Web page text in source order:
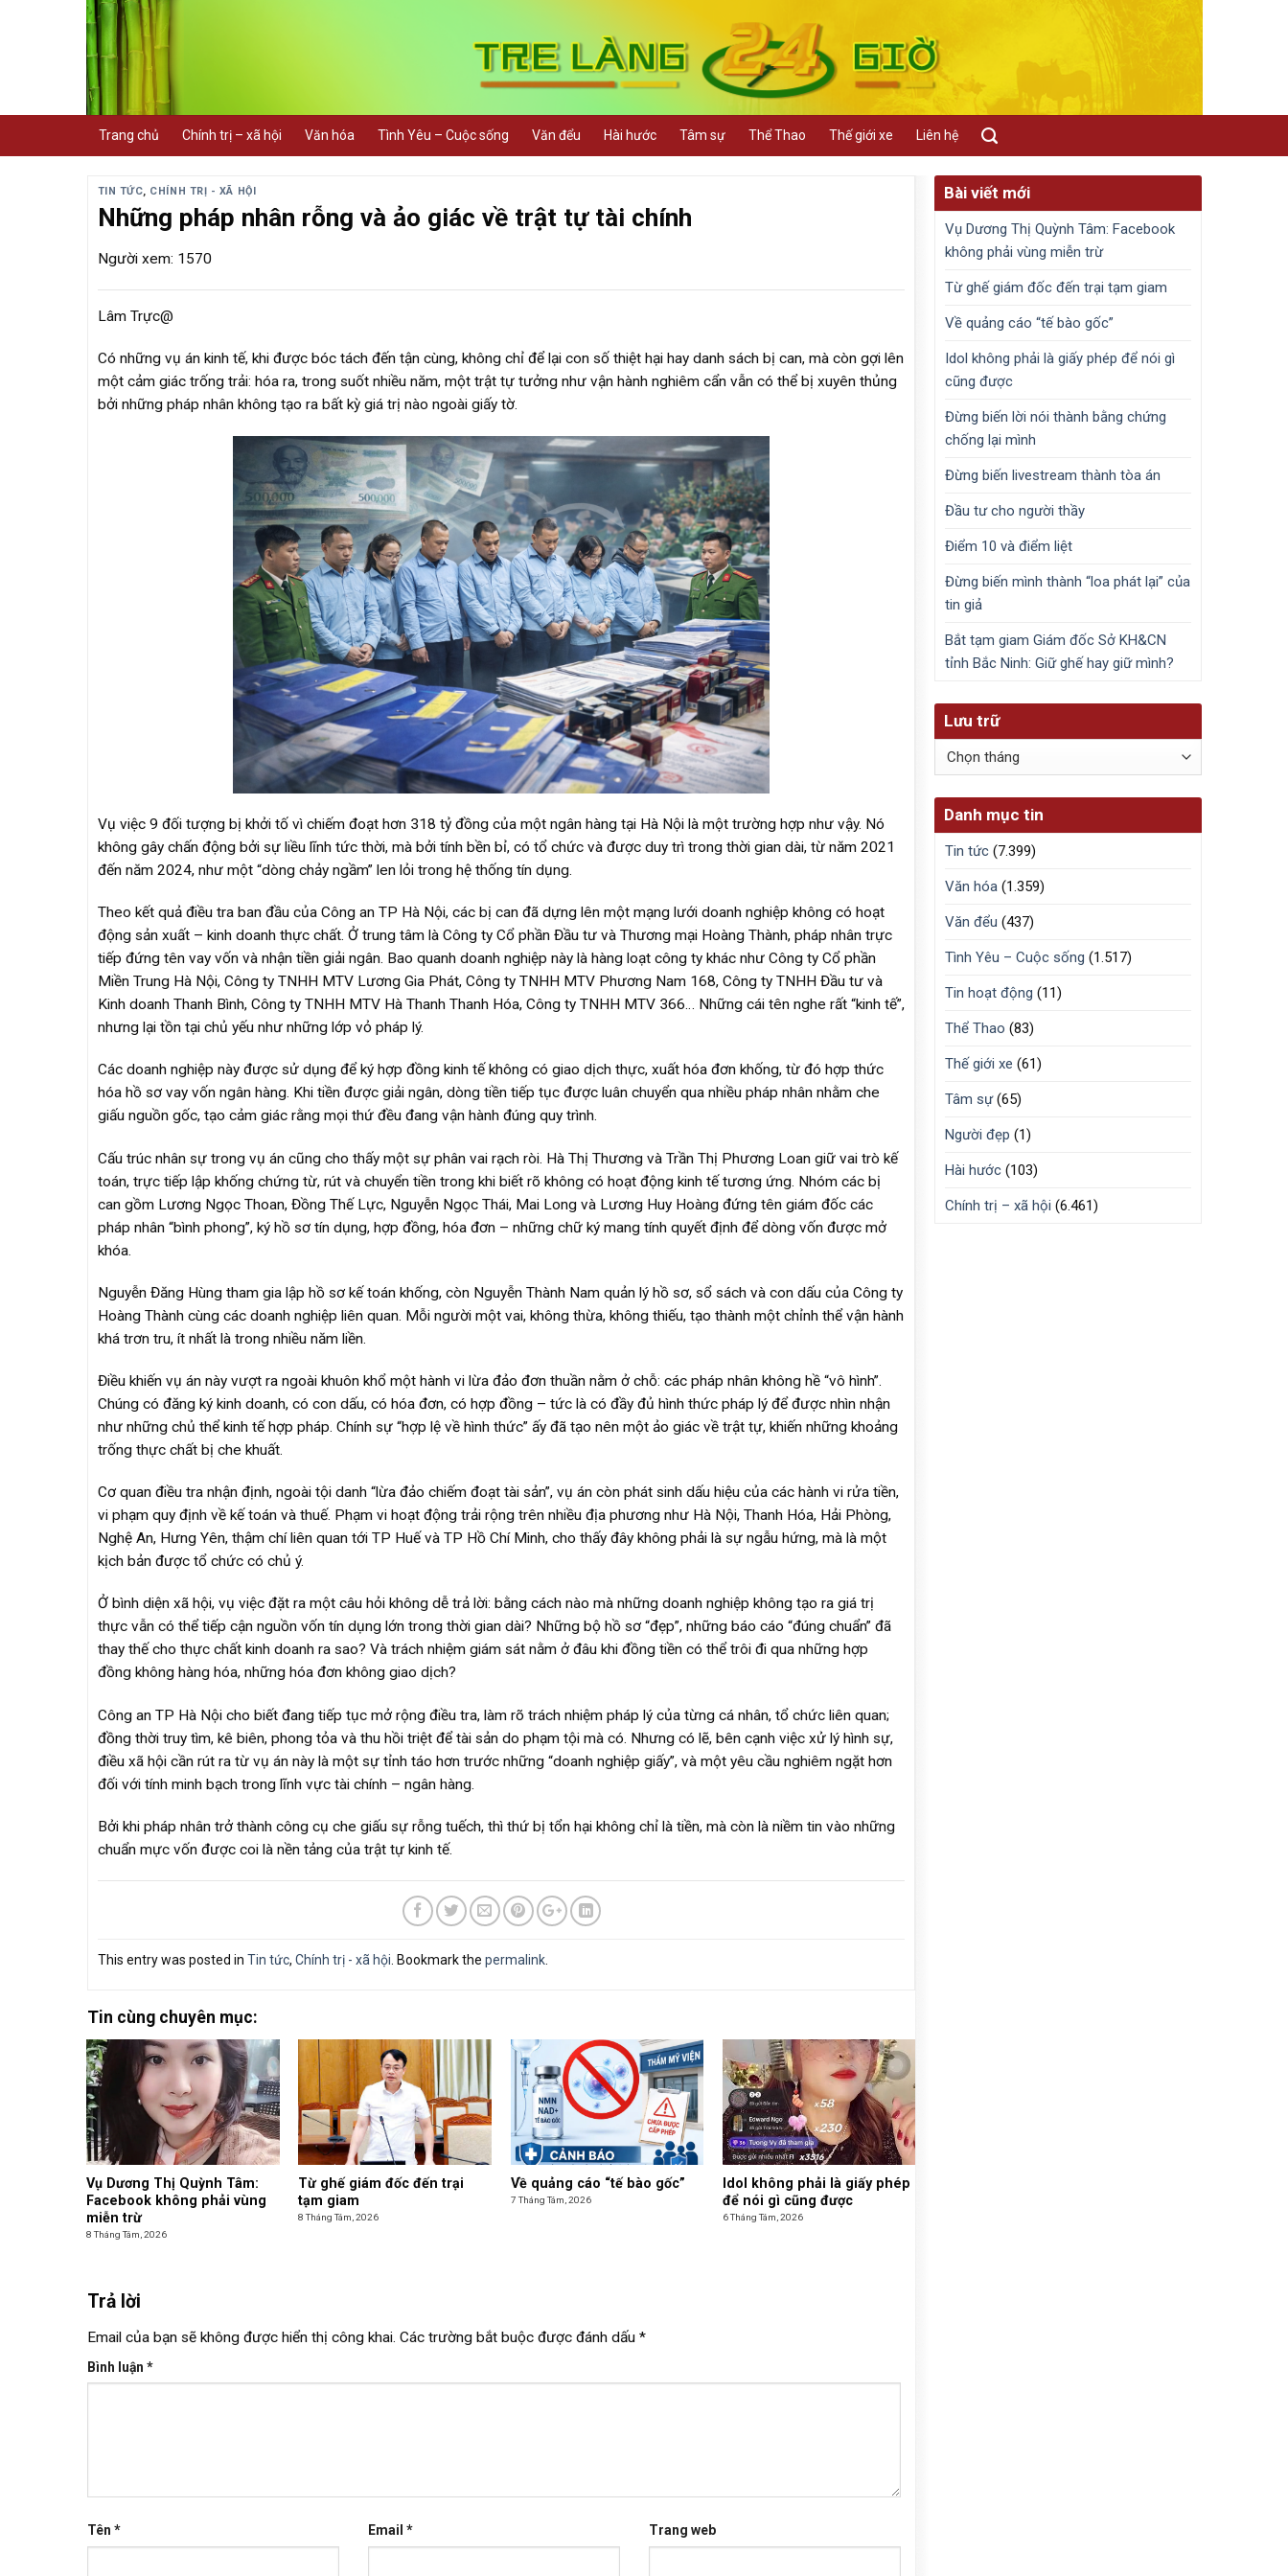
Trang chủ Chính trị – xã hội Văn hóa Tình Yêu – Cuộc sống Văn đểu Hài hước Tâm sự Thể Thao Thế giới xe Liên hệ
TIN TỨC, CHÍNH TRỊ - XÃ HỘI
Những pháp nhân rỗng và ảo giác về trật tự tài chính
Người xem: 1570
Lâm Trực@
Có những vụ án kinh tế, khi được bóc tách đến tận cùng, không chỉ để lại con số thiệt hại hay danh sách bị can, mà còn gợi lên
một cảm giác trống trải: hóa ra, trong suốt nhiều năm, một trật tự tưởng như vận hành nghiêm cẩn vẫn có thể bị xuyên thủng
bởi những pháp nhân không tạo ra bất kỳ giá trị nào ngoài giấy tờ.
Vụ việc 9 đối tượng bị khởi tố vì chiếm đoạt hơn 318 tỷ đồng của một ngân hàng tại Hà Nội là một trường hợp như vậy. Nó
không gây chấn động bởi sự liều lĩnh tức thời, mà bởi tính bền bỉ, có tổ chức và được duy trì trong thời gian dài, từ năm 2021
đến năm 2024, như một “dòng chảy ngầm” len lỏi trong hệ thống tín dụng.
Theo kết quả điều tra ban đầu của Công an TP Hà Nội, các bị can đã dựng lên một mạng lưới doanh nghiệp không có hoạt
động sản xuất – kinh doanh thực chất. Ở trung tâm là Công ty Cổ phần Đầu tư và Thương mại Hoàng Thành, pháp nhân trực
tiếp đứng tên vay vốn và nhận tiền giải ngân. Bao quanh doanh nghiệp này là hàng loạt công ty khác như Công ty Cổ phần
Miền Trung Hà Nội, Công ty TNHH MTV Lương Gia Phát, Công ty TNHH MTV Phương Nam 168, Công ty TNHH Đầu tư và
Kinh doanh Thanh Bình, Công ty TNHH MTV Hà Thanh Thanh Hóa, Công ty TNHH MTV 366… Những cái tên nghe rất “kinh tế”,
nhưng lại tồn tại chủ yếu như những lớp vỏ pháp lý.
Các doanh nghiệp này được sử dụng để ký hợp đồng kinh tế không có giao dịch thực, xuất hóa đơn khống, từ đó hợp thức
hóa hồ sơ vay vốn ngân hàng. Khi tiền được giải ngân, dòng tiền tiếp tục được luân chuyển qua nhiều pháp nhân nhằm che
giấu nguồn gốc, tạo cảm giác rằng mọi thứ đều đang vận hành đúng quy trình.
Cấu trúc nhân sự trong vụ án cũng cho thấy một sự phân vai rạch ròi. Hà Thị Thương và Trần Thị Phương Loan giữ vai trò kế
toán, trực tiếp lập khống chứng từ, rút và chuyển tiền trong khi biết rõ không có hoạt động kinh tế tương ứng. Nhóm các bị
can gồm Lương Ngọc Thoan, Đồng Thế Lực, Nguyễn Ngọc Thái, Mai Long và Lương Huy Hoàng đứng tên giám đốc các
pháp nhân “bình phong”, ký hồ sơ tín dụng, hợp đồng, hóa đơn – những chữ ký mang tính quyết định để dòng vốn được mở
khóa.
Nguyễn Đăng Hùng tham gia lập hồ sơ kế toán khống, còn Nguyễn Thành Nam quản lý hồ sơ, sổ sách và con dấu của Công ty
Hoàng Thành cùng các doanh nghiệp liên quan. Mỗi người một vai, không thừa, không thiếu, tạo thành một chỉnh thể vận hành
khá trơn tru, ít nhất là trong nhiều năm liền.
Điều khiến vụ án này vượt ra ngoài khuôn khổ một hành vi lừa đảo đơn thuần nằm ở chỗ: các pháp nhân không hề “vô hình”.
Chúng có đăng ký kinh doanh, có con dấu, có hóa đơn, có hợp đồng – tức là có đầy đủ hình thức pháp lý để được nhìn nhận
như những chủ thể kinh tế hợp pháp. Chính sự “hợp lệ về hình thức” ấy đã tạo nên một ảo giác về trật tự, khiến những khoảng
trống thực chất bị che khuất.
Cơ quan điều tra nhận định, ngoài tội danh “lừa đảo chiếm đoạt tài sản”, vụ án còn phát sinh dấu hiệu của các hành vi rửa tiền,
vi phạm quy định về kế toán và thuế. Phạm vi hoạt động trải rộng trên nhiều địa phương như Hà Nội, Thanh Hóa, Hải Phòng,
Nghệ An, Hưng Yên, thậm chí liên quan tới TP Huế và TP Hồ Chí Minh, cho thấy đây không phải là sự ngẫu hứng, mà là một
kịch bản được tổ chức có chủ ý.
Ở bình diện xã hội, vụ việc đặt ra một câu hỏi không dễ trả lời: bằng cách nào mà những doanh nghiệp không tạo ra giá trị
thực vẫn có thể tiếp cận nguồn vốn tín dụng lớn trong thời gian dài? Những bộ hồ sơ “đẹp”, những báo cáo “đúng chuẩn” đã
thay thế cho thực chất kinh doanh ra sao? Và trách nhiệm giám sát nằm ở đâu khi đồng tiền có thể trôi đi qua những hợp
đồng không hàng hóa, những hóa đơn không giao dịch?
Công an TP Hà Nội cho biết đang tiếp tục mở rộng điều tra, làm rõ trách nhiệm pháp lý của từng cá nhân, tổ chức liên quan;
đồng thời truy tìm, kê biên, phong tỏa và thu hồi triệt để tài sản do phạm tội mà có. Nhưng có lẽ, bên cạnh việc xử lý hình sự,
điều xã hội cần rút ra từ vụ án này là một sự tỉnh táo hơn trước những “doanh nghiệp giấy”, và một yêu cầu nghiêm ngặt hơn
đối với tính minh bạch trong lĩnh vực tài chính – ngân hàng.
Bởi khi pháp nhân trở thành công cụ che giấu sự rỗng tuếch, thì thứ bị tổn hại không chỉ là tiền, mà còn là niềm tin vào những
chuẩn mực vốn được coi là nền tảng của trật tự kinh tế.
This entry was posted in Tin tức, Chính trị - xã hội . Bookmark the permalink.
Tin cùng chuyên mục:
Vụ Dương Thị Quỳnh Tâm:
Facebook không phải vùng
miễn trừ
8 Tháng Tám, 2026
Từ ghế giám đốc đến trại
tạm giam
8 Tháng Tám, 2026
Về quảng cáo “tế bào gốc”
7 Tháng Tám, 2026
Idol không phải là giấy phép
để nói gì cũng được
6 Tháng Tám, 2026
Trả lời
Email của bạn sẽ không được hiển thị công khai. Các trường bắt buộc được đánh dấu *
Bình luận *
Tên * Email * Trang web
Bài viết mới
Vụ Dương Thị Quỳnh Tâm: Facebook
không phải vùng miễn trừ
Từ ghế giám đốc đến trại tạm giam
Về quảng cáo “tế bào gốc”
Idol không phải là giấy phép để nói gì
cũng được
Đừng biến lời nói thành bằng chứng
chống lại mình
Đừng biến livestream thành tòa án
Đầu tư cho người thầy
Điểm 10 và điểm liệt
Đừng biến mình thành “loa phát lại” của
tin giả
Bắt tạm giam Giám đốc Sở KH&CN
tỉnh Bắc Ninh: Giữ ghế hay giữ mình?
Lưu trữ
Lưu
Danh mục tin
Tin tức (7.399)
Văn hóa (1.359)
Văn đểu (437)
Tình Yêu – Cuộc sống (1.517)
Tin hoạt động (11)
Thể Thao (83)
Thế giới xe (61)
Tâm sự(65)
Người đẹp (1)
Hài hước (103)
Chính trị – xã hội (6.461)